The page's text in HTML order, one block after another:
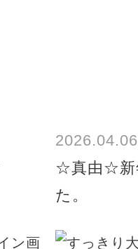
2026.04.06
☆真由☆新
た。